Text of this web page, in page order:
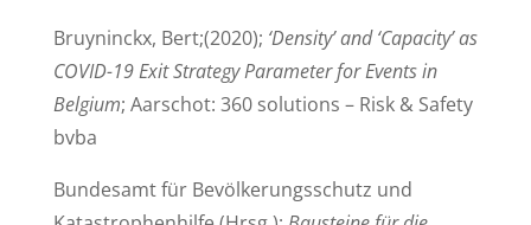
Bruyninckx, Bert;(2020); ‘Density’ and ‘Capacity’ as
COVID-19 Exit Strategy Parameter for Events in
Belgium; Aarschot: 360 solutions – Risk & Safety
bvba
Bundesamt für Bevölkerungsschutz und